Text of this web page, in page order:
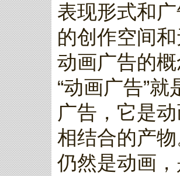
表现形式和
的创作空间
动画广告的
“动画广告”
广告，它是
相结合的产
仍然是动画